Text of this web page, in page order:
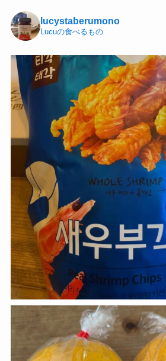
lucystaberumono
Lucuの食べるもの